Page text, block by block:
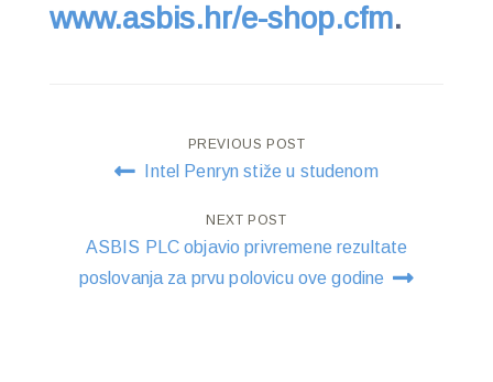
www.asbis.hr/e-shop.cfm.
Post
navigation
PREVIOUS POST
Intel Penryn stiže u studenom
NEXT POST
ASBIS PLC objavio privremene rezultate
poslovanja za prvu polovicu ove godine